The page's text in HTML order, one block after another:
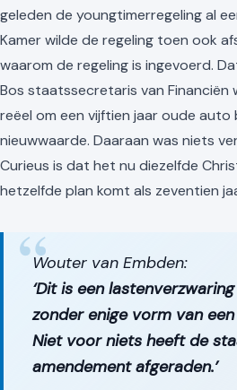
geleden de youngtimerregeling al
Kamer wilde de regeling toen ook
waarom de regeling is ingevoerd.
Bos staatssecretaris van Financiën
reëel om een vijftien jaar oude auto
nieuwwaarde. Daaraan was niets
Curieus is dat het nu diezelfde
hetzelfde plan komt als zeventien
Wouter van Embden:
‘Dit is een lastenverzwaring
zonder enige vorm van
Niet voor niets heeft de
amendement afgeraden.’